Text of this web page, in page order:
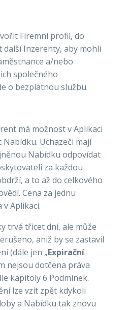
Firemní profil, do
další Inzerenty, aby mohli
a/nebo
společného
o bezplatnou službu.
má možnost v Aplikaci
Uchazeči mají
Nabídku odpovídat
za každou
a to až do celkového
Cena za jednu
Aplikaci.
trvá třicet dní, ale může
aniž by se zastavil
(dále jen „Expirační
nejsou dotčena práva
kapitoly 6 Podmínek.
lze vzít zpět kdykoli
a Nabídku tak znovu